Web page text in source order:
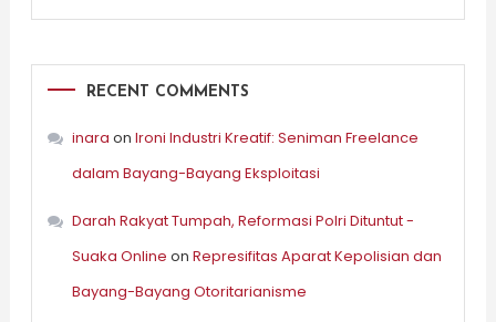
RECENT COMMENTS
inara on Ironi Industri Kreatif: Seniman Freelance
dalam Bayang-Bayang Eksploitasi
Darah Rakyat Tumpah, Reformasi Polri Dituntut -
Suaka Online on Represifitas Aparat Kepolisian dan
Bayang-Bayang Otoritarianisme